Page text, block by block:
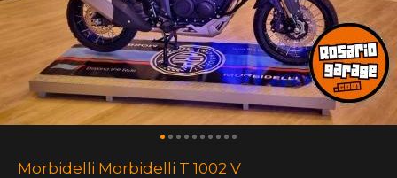
Morbidelli Morbidelli T 1002 V